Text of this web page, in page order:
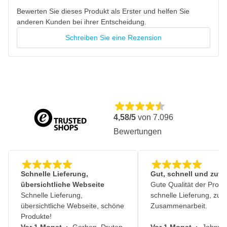
Bewerten Sie dieses Produkt als Erster und helfen Sie
anderen Kunden bei ihrer Entscheidung.
Schreiben Sie eine Rezension
4,58/5 von 7.096
Bewertungen
Schnelle Lieferung,
übersichtliche Webseite
Schnelle Lieferung,
übersichtliche Webseite, schöne
Produkte!
Gut, schnell und
Gute Qualität der
schnelle Lieferung,
Zusammenarbeit.